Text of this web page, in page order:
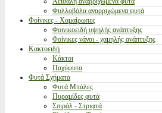
Φυλλοβόλα αναρριχώμενα φυτά
Φοίνικες - Χαμαίρωπες
Φοινικοειδή υψηλής ανάπτυξης
Φοίνικες νάνοι - χαμηλής ανάπτυξης
Κακτοειδή
Κάκτοι
Παχύφυτα
Φυτά Σχήματα
Φυτά Μπάλες
Πυραμίδες φυτά
Σπιράλ - Στριφτά